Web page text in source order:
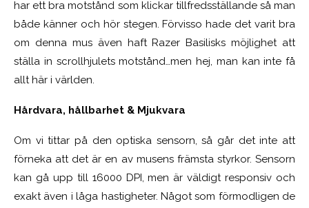
har ett bra motstånd som klickar tillfredsställande så man
både känner och hör stegen. Förvisso hade det varit bra
om denna mus även haft Razer Basilisks möjlighet att
ställa in scrollhjulets motstånd…men hej, man kan inte få
allt här i världen.
Hårdvara, hållbarhet & Mjukvara
Om vi tittar på den optiska sensorn, så går det inte att
förneka att det är en av musens främsta styrkor. Sensorn
kan gå upp till 16000 DPI, men är väldigt responsiv och
exakt även i låga hastigheter. Något som förmodligen de